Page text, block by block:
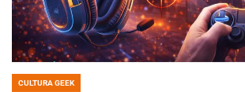
POSTED
CULTURA GEEK